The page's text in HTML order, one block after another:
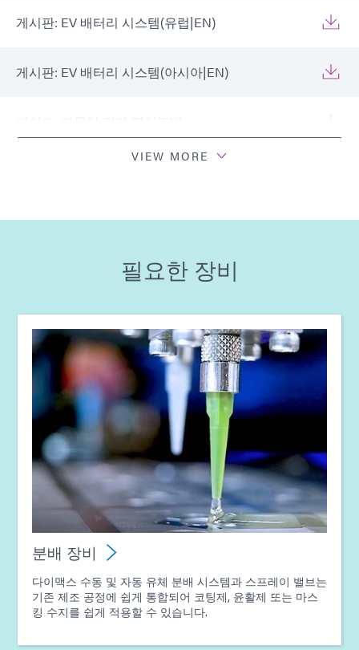
게시판: EV 배터리 시스템(유럽|EN)
게시판: EV 배터리 시스템(아시아|EN)
가이드: 자동차 전자 장치(아시아|EN)
가이드: 광중합 장비(유럽|EN)
가이드: 광중합 장비(아시아|EN)
가이드: 분배 장비(아시아|EN)
가이드: 분배 장비(유럽|EN)
가이드: 분배 장비(EN)
가이드: 광중합 장비(EN)
기사 - E-Mobility Magazine - 광 경화 기술을 이용한
EV 전자 제품 발전
VIEW MORE
필요한 장비
분배 장비
다이맥스 수동 및 자동 유체 분배 시스템과 스프레이 밸브는
기존 제조 공정에 쉽게 통합되어 코팅제, 윤활제 또는 마스
킹 수지를 쉽게 적용할 수 있습니다.